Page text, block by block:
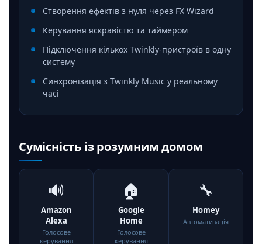
Створення ефектів з нуля через FX Wizard
Керування яскравістю та таймером
Підключення кількох Twinkly-пристроїв в одну
систему
Синхронізація з Twinkly Music у реальному
часі
Сумісність із розумним домом
🔊
Amazon
Alexa
Голосове
керування
🏠
Google
Home
Голосове
керування
🔧
Homey
Автоматизація